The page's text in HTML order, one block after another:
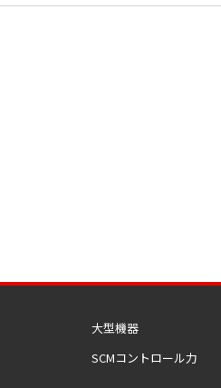
大型機器
SCMコントロール力